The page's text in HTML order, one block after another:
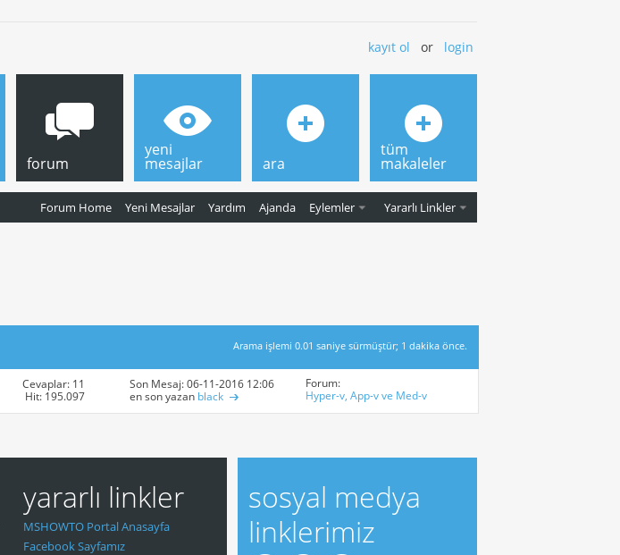
kayıt ol or login
forum
Forum Home Yeni Mesajlar Yardım Ajanda Eylemler Yararlı Linkler
yeni
mesajlar ara
tüm
makaleler
Arama işlemi 0.01 saniye sürmüştür; 1 dakika önce.
Cevaplar: 11
Hit: 195.097
Son Mesaj: 06-11-2016 12:06 AM
en son yazan black
Forum:
Hyper-v, App-v ve Med-v
yararlı linkler
MSHOWTO Portal Anasayfa
Facebook Sayfamız
sosyal medya
linklerimiz